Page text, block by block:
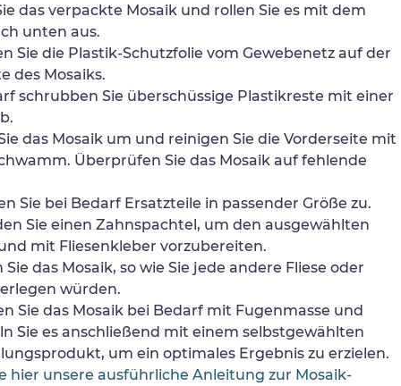
das verpackte Mosaik und rollen Sie es mit dem
unten aus.
Sie die Plastik-Schutzfolie vom Gewebenetz auf der
des Mosaiks.
schrubben Sie überschüssige Plastikreste mit einer
das Mosaik um und reinigen Sie die Vorderseite mit
Überprüfen Sie das Mosaik auf fehlende
Sie bei Bedarf Ersatzteile in passender Größe zu.
Sie einen Zahnspachtel, um den ausgewählten
mit Fliesenkleber vorzubereiten.
Sie das Mosaik, so wie Sie jede andere Fliese oder
würden.
Sie das Mosaik bei Bedarf mit Fugenmasse und
Sie es anschließend mit einem selbstgewählten
um ein optimales Ergebnis zu erzielen.
hier unsere ausführliche Anleitung zur Mosaik-